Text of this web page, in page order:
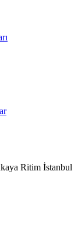
Ritim İstanbul